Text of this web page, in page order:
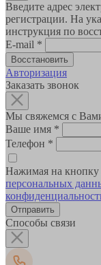
Введите адрес
регистрации. На
инструкция по
E-mail *
Авторизация
Заказать звонок
Мы свяжемся с
Ваше имя *
Телефон *
Нажимая на
персональных
Способы связи